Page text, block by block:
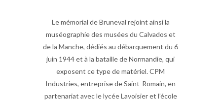
Le mémorial de Bruneval rejoint ainsi la
muséographie des musées du Calvados et
de la Manche, dédiés au débarquement du 6
juin 1944 et à la bataille de Normandie, qui
exposent ce type de matériel. CPM
Industries, entreprise de Saint-Romain, en
partenariat avec le lycée Lavoisier et l’école